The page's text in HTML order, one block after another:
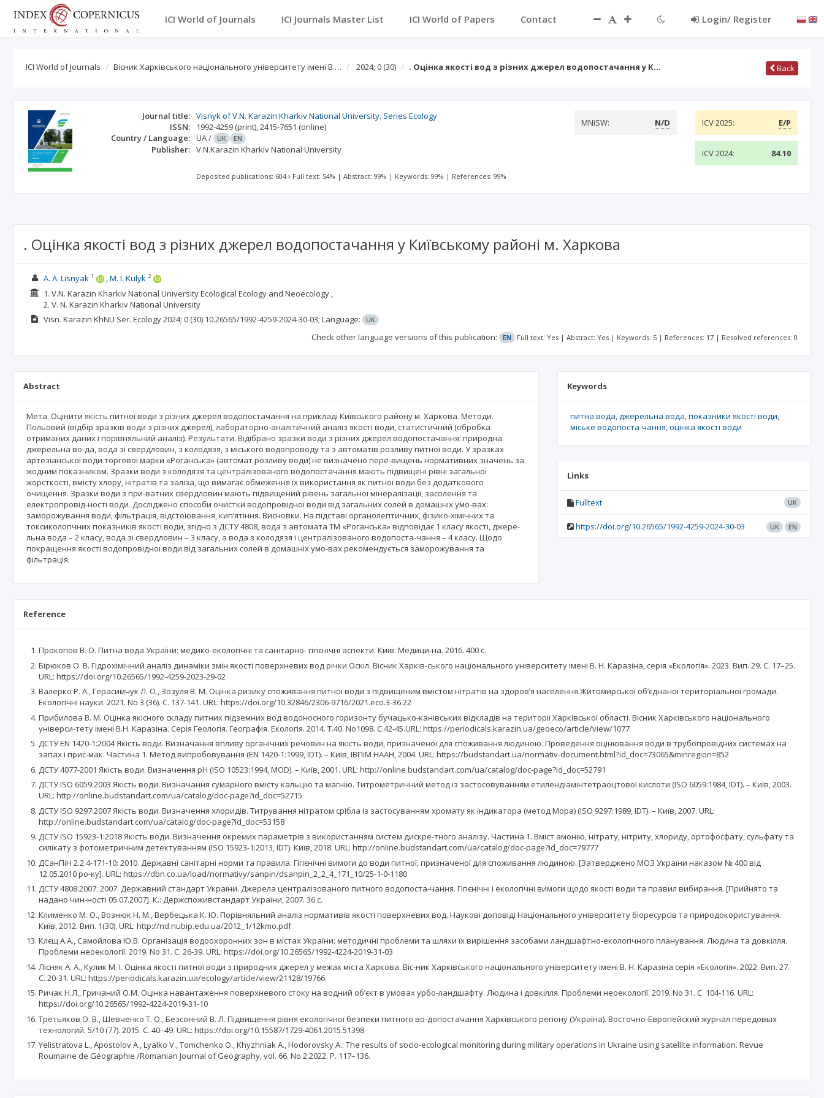
ICI World of Journals ICI Journals Master List ICI World of Papers Contact Login/ Register
ICI World of Journals Вісник Харківського національного університету імені В.… 2024; 0 (30) . Оцінка якості вод з різних джерел водопостачання у К… Back
Journal title: Visnyk of V.N. Karazin Kharkiv National University. Series Ecology
ISSN:
1992-4259 (print),2415-7651 (online)
Country / Language: UA/ UK EN
Publisher: V.N.Karazin Kharkiv National University
MNiSW: N/D ICV 2025: E/P
ICV 2024: 84.10
Deposited publications: 604 Full text: 54% |Abstract: 99% | Keywords: 99% | References: 99%
. Оцінка якості вод з різних джерел водопостачання у Київському районі м. Харкова
A. A. Lisnyak 1 M. I. Kulyk 2
1. V.N. Karazin Kharkiv National University Ecological Ecology and Neoecology ,
2. V. N. Karazin Kharkiv National University
Visn. Karazin KhNU Ser. Ecology2024; 0(30) 10.26565/1992-4259-2024-30-03; Language: UK
Check other language versions of this publication: EN Full text: Yes | Abstract: Yes | Keywords: 5 | References: 17 | Resolved references: 0
Abstract
Мета. Оцінити якість питної води з різних джерел водопостачання на прикладі Київського району м. Харкова. Методи.
Польовий (відбір зразків води з різних джерел), лабораторно-аналітичний аналіз якості води, статистичний (обробка
отриманих даних і порівняльний аналіз). Результати. Відібрано зразки води з різних джерел водопостачання: природна
джерельна во-да, вода зі свердловин, з колодязя, з міського водопроводу та з автоматів розливу питної води. У зразках
артезіанської води торгової марки «Роганська» (автомат розливу води) не визначено пере-вищень нормативних значень за
жодним показником. Зразки води з колодязя та централізованого водопостачання мають підвищені рівні загальної
жорсткості, вмісту хлору, нітратів та заліза, що вимагає обмеження їх використання як питної води без додаткового
очищення. Зразки води з при-ватних свердловин мають підвищений рівень загальної мінералізації, засолення та
електропровід-ності води. Досліджено способи очистки водопровідної води від загальних солей в домашніх умо-вах:
заморожування води, фільтрація, відстоювання, кип’ятіння. Висновки. На підставі органолептичних, фізико-хімічних та
токсикологічних показників якості води, згідно з ДСТУ 4808, вода з автомата ТМ «Роганська» відповідає 1 класу якості, джере-
льна вода – 2 класу, вода зі свердловин – 3 класу, а вода з колодязя і централізованого водопоста-чання – 4 класу. Щодо
покращення якості водопровідної води від загальних солей в домашніх умо-вах рекомендується заморожування та
фільтрація.
Keywords
питна вода джерельна вода показники якості води
міське водопоста-чання оцінка якості води
Links
Fulltext UK
https://doi.org/10.26565/1992-4259-2024-30-03 UK EN
Reference
Прокопов В. О. Питна вода України: медико-екологічні та санітарно- гігієнічні аспекти. Київ: Медици-на. 2016. 400 c.
Бірюков О. В. Гідрохімічний аналіз динаміки змін якості поверхневих вод річки Оскіл. Вісник Харків-ського національного університету імені В. Н. Каразіна, серія «Екологія». 2023. Вип. 29. С. 17–25.
URL: https://doi.org/10.26565/1992-4259-2023-29-02
Валерко Р. А., Герасимчук Л. О., Зозуля В. М. Оцінка ризику споживання питної води з підвищеним вмістом нітратів на здоров’я населення Житомирської об’єднаної територіальної громади.
Екологічні науки. 2021. No 3 (36). С. 137-141. URL: https://doi.org/10.32846/2306-9716/2021.eco.3-36.22
Прибилова В. М. Оцінка якісного складу питних підземних вод водоносного горизонту бучацько-канівських відкладів на території Харківської області. Вісник Харківського національного
універси-тету імені В.Н. Каразіна. Серія Геологія. Географія. Екологія. 2014. Т.40. No1098. С.42-45.URL: https://periodicals.karazin.ua/geoeco/article/view/1077
ДСТУ EN 1420-1:2004 Якість води. Визначання впливу органічних речовин на якість води, призначеної для споживання людиною. Проведення оцінювання води в трубопровідних системах на
запах і прис-мак. Частина 1. Метод випробовування (EN 1420-1:1999, IDТ). – Київ, ІВПіМ НААН, 2004. URL: https://budstandart.ua/normativ-document.html?id_doc=73065&minregion=852
ДСТУ 4077-2001 Якість води. Визначення рН (ISO 10523:1994, MOD). – Київ, 2001. URL: http://online.budstandart.com/ua/catalog/doc-page?id_doc=52791
ДСТУ ISO 6059:2003 Якість води. Визначання сумарного вмісту кальцію та магнію. Титрометричний метод із застосовуванням етилендіамінтетраоцтової кислоти (ISO 6059:1984, IDT). – Київ, 2003.
URL: http://online.budstandart.com/ua/catalog/doc-page?id_doc=52715
ДСТУ ISO 9297:2007 Якість води. Визначення хлоридів. Титрування нітратом срібла із застосуванням хромату як індикатора (метод Мора) (ISO 9297:1989, IDT). – Київ, 2007. URL:
http://online.budstandart.com/ua/catalog/doc-page?id_doc=53158
ДСТУ ISO 15923-1:2018 Якість води. Визначення окремих параметрів з використанням систем дискре-тного аналізу. Частина 1. Вміст амонію, нітрату, нітриту, хлориду, ортофосфату, сульфату та
силікату з фотометричним детектуванням (ISO 15923-1:2013, IDT). Київ, 2018. URL: http://online.budstandart.com/ua/catalog/doc-page?id_doc=79777
ДСанПіН 2.2.4-171-10: 2010. Державні санітарні норми та правила. Гігієнічні вимоги до води питної, призначеної для споживання людиною. [Затверджено МОЗ України наказом № 400 від
12.05.2010 ро-ку]. URL: https://dbn.co.ua/load/normativy/sanpin/dsanpin_2_2_4_171_10/25-1-0-1180
ДСТУ 4808:2007: 2007. Державний стандарт України. Джерела централізованого питного водопоста-чання. Гігієнічні і екологічні вимоги щодо якості води та правил вибирання. [Прийнято та
надано чин-ності 05.07.2007]. К.: Держспоживстандарт України, 2007. 36 с.
Клименко М. О., Вознюк Н. М., Вербецька К. Ю. Порівняльний аналіз нормативів якості поверхневих вод. Наукові доповіді Національного університету біоресурсів та природокористування.
Київ, 2012. Вип. 1(30). URL: http://nd.nubip.edu.ua/2012_1/12kmo.pdf
Клєщ А.А., Самойлова Ю.В. Організація водоохоронних зон в містах України: методичні проблеми та шляхи їх вирішення засобами ландшафтно-екологічного планування. Людина та довкілля.
Проблеми неоекології. 2019. No 31. С. 26-39. URL: https://doi.org/10.26565/1992-4224-2019-31-03
Лісняк А. А., Кулик М. І. Оцінка якості питної води з природних джерел у межах міста Харкова. Віс-ник Харківського національного університету імені В. Н. Каразіна серія «Екологія». 2022. Вип. 27.
С. 20-31. URL: https://periodicals.karazin.ua/ecology/article/view/21128/19766
Ричак Н.Л., Гричаний О.М. Оцінка навантаження поверхневого стоку на водний об’єкт в умовах урбо-ландшафту. Людина і довкілля. Проблеми неоекології. 2019. No 31. С. 104-116. URL:
https://doi.org/10.26565/1992-4224-2019-31-10
Третьяков О. В., Шевченко Т. О., Безсонний В. Л. Підвищення рівня екологічної безпеки питного во-допостачання Харківського регіону (Україна). Восточно-Европейский журнал передовых
технологий. 5/10 (77). 2015. С. 40–49. URL: https://doi.org/10.15587/1729-4061.2015.51398
Yelistratova L., Аpostolov A., Lyalko V., Tomchenko O., Khyzhniak A., Hodorovsky A.: The results of socio-ecological monitoring during military operations in Ukraine using satellite information. Revue
Roumaine de Géographie /Romanian Journal of Geography, vol. 66. No 2.2022. P. 117–136.